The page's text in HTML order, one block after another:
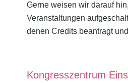
Gerne weisen wir darauf
Veranstaltungen
denen Credits beantragt
Kongresszentrum